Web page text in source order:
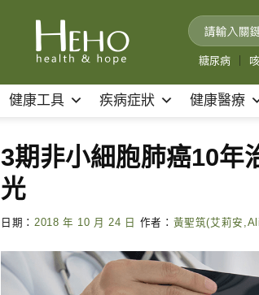
糖尿病
健康工具 疾病症狀 健康醫療
3期非小細胞肺癌10年
光
日期： 2018 年 10 月 24 日 作者： 黃聖筑(艾莉安